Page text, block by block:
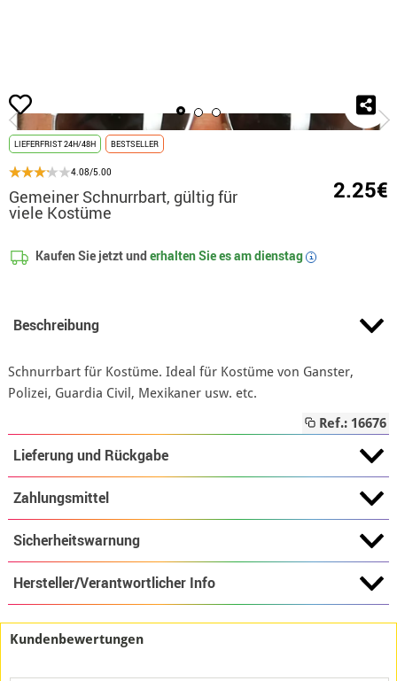
Beginn Schnauzbart
LIEFERFRIST 24H/48H BESTSELLER
4.08/5.00
Gemeiner Schnurrbart, gültig für
viele Kostüme
2.25€
Kaufen Sie jetzt underhalten Sie es amdienstag i
Beschreibung
Schnurrbart für Kostüme. Ideal für Kostüme von Ganster,
Polizei, Guardia Civil, Mexikaner usw. etc.
Ref.: 16676
Lieferung und Rückgabe
Zahlungsmittel
Sicherheitswarnung
Hersteller/Verantwortlicher Info
Kundenbewertungen